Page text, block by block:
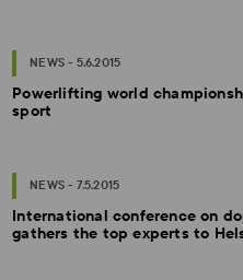
NEWS - 5.6.2015
Powerlifting world
sport
NEWS - 7.5.2015
International conference on
gathers the top experts to